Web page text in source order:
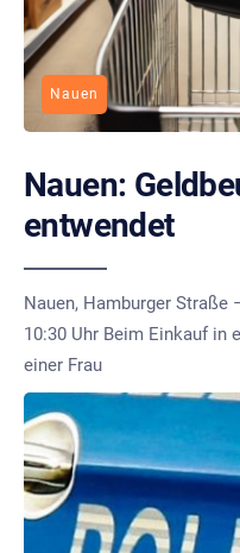
Nauen
Nauen:
entwendet
Nauen, Hamburger Straße
10:30 Uhr Beim Einkauf in
einer Frau